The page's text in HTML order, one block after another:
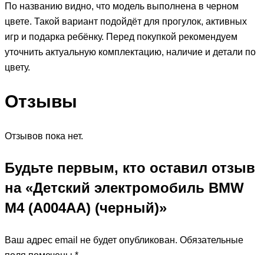
По названию видно, что модель выполнена в черном
цвете. Такой вариант подойдёт для прогулок, активных
игр и подарка ребёнку. Перед покупкой рекомендуем
уточнить актуальную комплектацию, наличие и детали по
цвету.
Отзывы
Отзывов пока нет.
Будьте первым, кто оставил отзыв
на «Детский электромобиль BMW
M4 (A004AA) (черный)»
Ваш адрес email не будет опубликован. Обязательные